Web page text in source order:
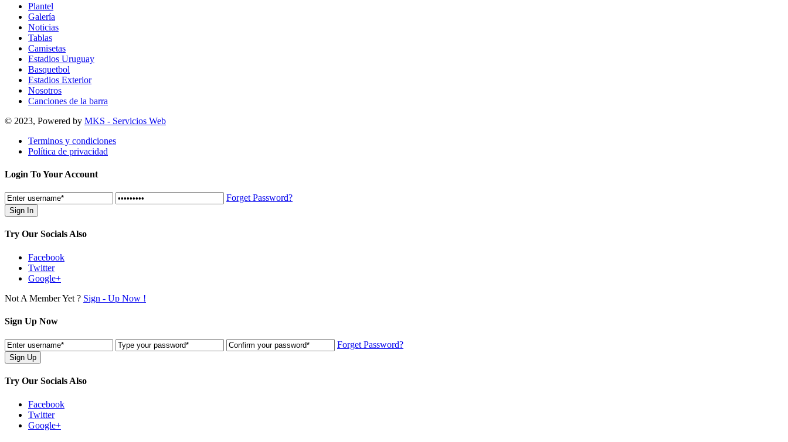
Plantel
Galería
Noticias
Tablas
Camisetas
Estadios Uruguay
Basquetbol
Estadios Exterior
Nosotros
Canciones de la barra
© 2023, Powered by MKS - Servicios Web
Terminos y condiciones
Política de privacidad
Login To Your Account
Forget Password?
Try Our Socials Also
Facebook
Twitter
Google+
Not A Member Yet ? Sign - Up Now !
Sign Up Now
Forget Password?
Try Our Socials Also
Facebook
Twitter
Google+